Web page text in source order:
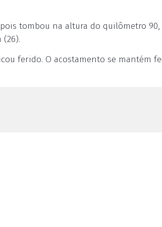
tombou na altura do quilômetro 90,
(26).
ferido. O acostamento se mantém